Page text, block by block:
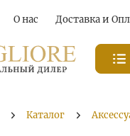
О нас Доставка и
Каталог